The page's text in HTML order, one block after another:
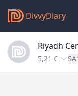
DivvyDiary
Riyadh
5,21 €